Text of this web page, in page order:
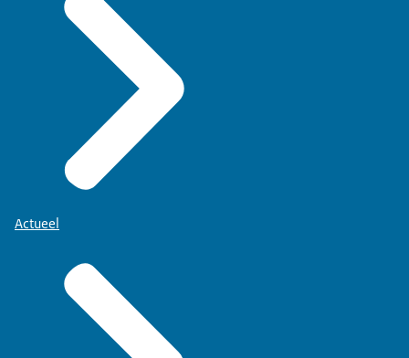
Actueel